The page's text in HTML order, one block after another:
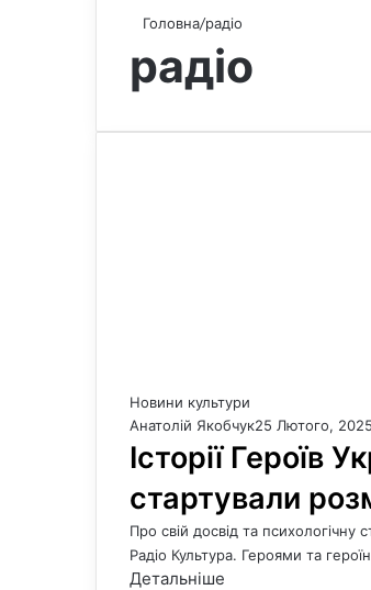
Головна/радіо
радіо
Новини культури
Анатолій Якобчук25 Лютого,
Історії Героїв
стартували
Про свій досвід та психологічну
Радіо Культура. Героями та
Детальніше